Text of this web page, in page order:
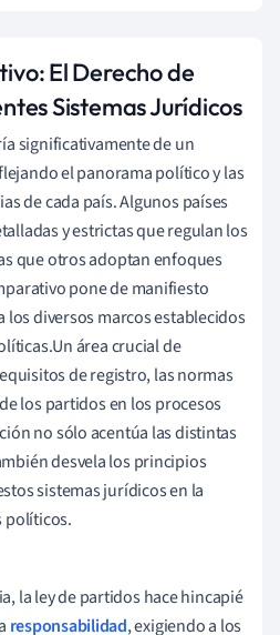
El Derecho de
Sistemas Jurídicos
significativamente de un
el panorama político y las
de cada país. Algunos países
y estrictas que regulan los
que otros adoptan enfoques
pone de manifiesto
los diversos marcos establecidos
área crucial de
de registro, las normas
los partidos en los procesos
no sólo acentúa las distintas
desvela los principios
sistemas jurídicos en la
políticos.
la ley de partidos hace hincapié
responsabilidad, exigiendo a los